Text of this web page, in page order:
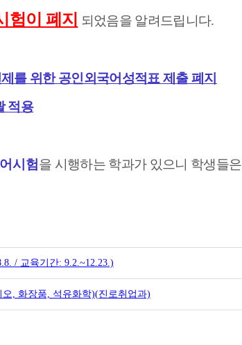
험이 폐지 되었음을 알려드립니다.
를 위한 공인외국어성적표 제출 폐지
적용
시험을 시행하는 학과가 있으니 학생들은
/ 교육기간: 9.2.~12.23.)
, 화장품, 석유화학)(진로취업과)